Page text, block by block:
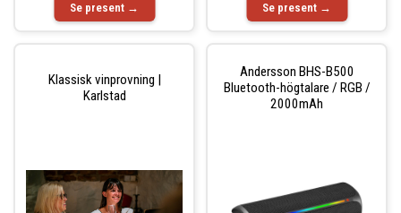
Se present → Se present →
Klassisk vinprovning |
Karlstad
Andersson BHS-B500
Bluetooth-högtalare / RGB /
2000mAh